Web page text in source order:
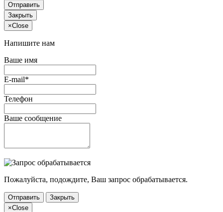
Отправить
Закрыть
×Close
Напишите нам
Ваше имя
E-mail*
Телефон
Ваше сообщение
Пожалуйста, подождите, Ваш запрос обрабатывается.
Отправить
Закрыть
×Close